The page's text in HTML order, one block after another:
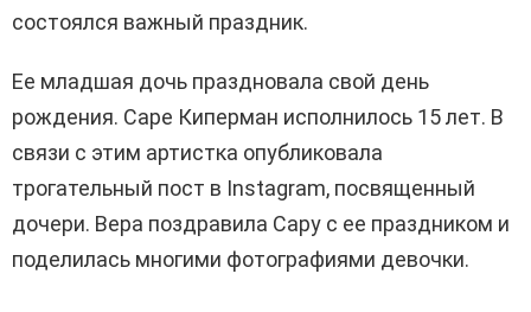
состоялся важный праздник.
Ее младшая дочь праздновала свой день
рождения. Саре Киперман исполнилось 15 лет. В
связи с этим артистка опубликовала
трогательный пост в Instagram, посвященный
дочери. Вера поздравила Сару с ее праздником и
поделилась многими фотографиями девочки.